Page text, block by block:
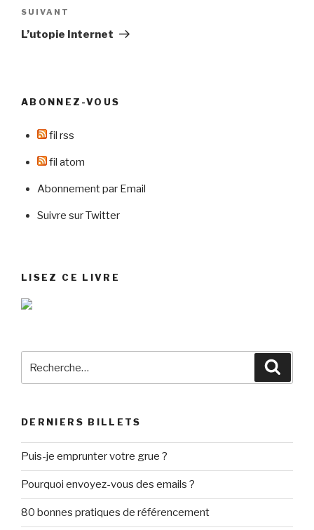
Article
suivant
SUIVANT
L’utopie Internet
ABONNEZ-VOUS
fil rss
fil atom
Abonnement par Email
Suivre sur Twitter
LISEZ CE LIVRE
pour
DERNIERS BILLETS
Puis-je emprunter votre grue ?
Pourquoi envoyez-vous des emails ?
80 bonnes pratiques de référencement